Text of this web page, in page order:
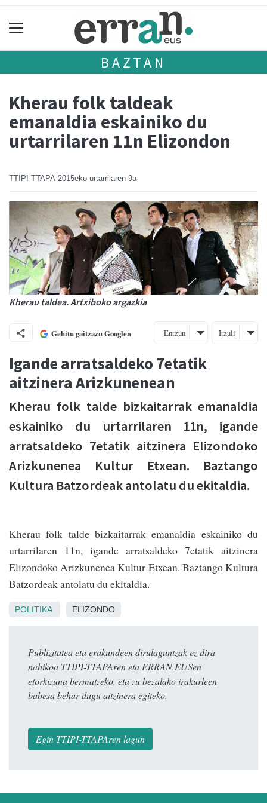
BAZTAN
Kherau folk taldeak
emanaldia eskainiko du
urtarrilaren 11n Elizondon
TTIPI-TTAPA 2015eko urtarrilaren 9a
Kherau taldea. Artxiboko argazkia
Gehitu gaitzazu Googlen Entzun Itzuli
Igande arratsaldeko 7etatik
aitzinera Arizkunenean
Kherau folk talde bizkaitarrak emanaldia
eskainiko du urtarrilaren 11n, igande
arratsaldeko 7etatik aitzinera Elizondoko
Arizkunenea Kultur Etxean. Baztango
Kultura Batzordeak antolatu du ekitaldia.
Kherau folk talde bizkaitarrak emanaldia eskainiko du
urtarrilaren 11n, igande arratsaldeko 7etatik aitzinera
Elizondoko Arizkunenea Kultur Etxean. Baztango Kultura
Batzordeak antolatu du ekitaldia.
POLITIKA ELIZONDO
Publizitatea eta erakundeen dirulaguntzak ez dira
nahikoa TTIPI-TTAPAren eta ERRAN.EUSen
etorkizuna bermatzeko, eta zu bezalako irakurleen
babesa behar dugu aitzinera egiteko.
Egin TTIPI-TTAPAren lagun